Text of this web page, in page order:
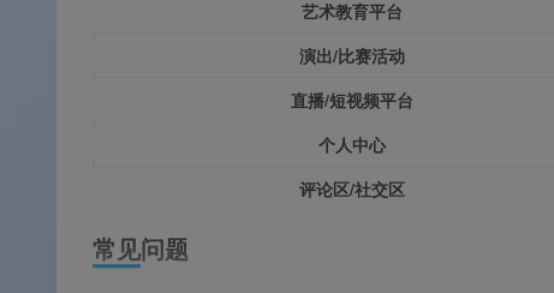
艺术教育平台
演出/比赛活动
直播/短视频平台
个人中心
评论区/社交区
常见问题